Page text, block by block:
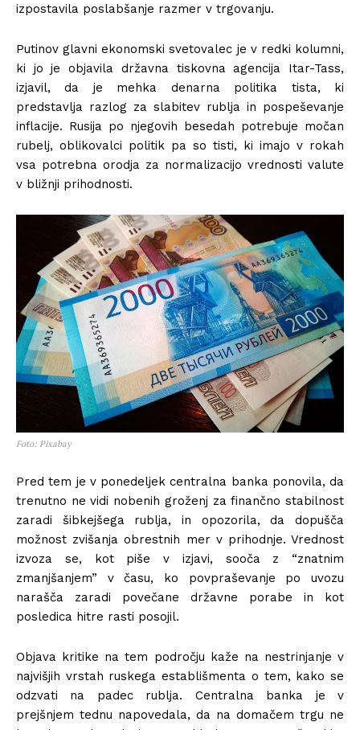
izpostavila poslabšanje razmer v trgovanju.
Putinov glavni ekonomski svetovalec je v redki kolumni,
ki jo je objavila državna tiskovna agencija Itar-Tass,
izjavil, da je mehka denarna politika tista, ki
predstavlja razlog za slabitev rublja in pospeševanje
inflacije. Rusija po njegovih besedah potrebuje močan
rubelj, oblikovalci politik pa so tisti, ki imajo v rokah
vsa potrebna orodja za normalizacijo vrednosti valute
v bližnji prihodnosti.
Foto: Pixabay
Pred tem je v ponedeljek centralna banka ponovila, da
trenutno ne vidi nobenih groženj za finančno stabilnost
zaradi šibkejšega rublja, in opozorila, da dopušča
možnost zvišanja obrestnih mer v prihodnje. Vrednost
izvoza se, kot piše v izjavi, sooča z “znatnim
zmanjšanjem” v času, ko povpraševanje po uvozu
narašča zaradi povečane državne porabe in kot
posledica hitre rasti posojil.
Objava kritike na tem področju kaže na nestrinjanje v
najvišjih vrstah ruskega establišmenta o tem, kako se
odzvati na padec rublja. Centralna banka je v
prejšnjem tednu napovedala, da na domačem trgu ne